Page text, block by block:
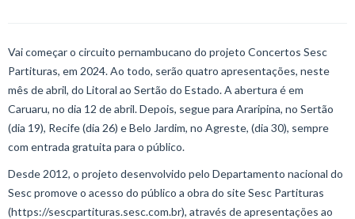
Vai começar o circuito pernambucano do projeto Concertos Sesc
Partituras, em 2024. Ao todo, serão quatro apresentações, neste
mês de abril, do Litoral ao Sertão do Estado. A abertura é em
Caruaru, no dia 12 de abril. Depois, segue para Araripina, no Sertão
(dia 19), Recife (dia 26) e Belo Jardim, no Agreste, (dia 30), sempre
com entrada gratuita para o público.
Desde 2012, o projeto desenvolvido pelo Departamento nacional do
Sesc promove o acesso do público a obra do site Sesc Partituras
(https://sescpartituras.sesc.com.br), através de apresentações ao